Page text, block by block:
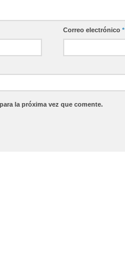
Correo electrónico*
la próxima vez que comente.